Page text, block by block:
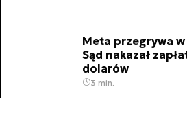
Meta przegrywa
Sąd nakazał
dolarów
3 min.